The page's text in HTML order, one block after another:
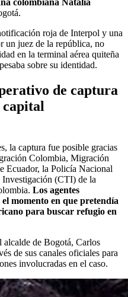
roja de Interpol y una
un juez de la república, no
en la terminal aérea quiteña
sobre su identidad.
de captura
capital
la captura fue posible gracias
Colombia, Migración
Ecuador, la Policía Nacional
(CTI) de la
Los agentes
momento en que pretendía
para buscar refugio en
alcalde de Bogotá, Carlos
de sus canales oficiales para
involucradas en el caso.